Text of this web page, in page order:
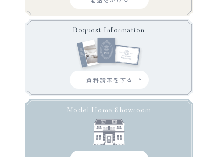
Request Information
資料請求をする
Model Home Showroom